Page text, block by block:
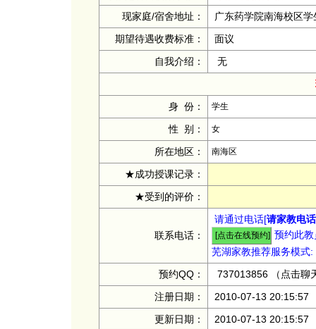
现家庭/宿舍地址：
广东药学院南海校区学
期望待遇收费标准：
面议
自我介绍：
无
身 份：
学生
性 别： 女
所在地区： 南海区
★成功授课记录：
★受到的评价：
联系电话：
请通过电话[请家教电
预约此
芜湖家教推荐服务模式
预约QQ：
737013856 （点击聊
注册日期：
2010-07-13 20:15:57
更新日期：
2010-07-13 20:15:57